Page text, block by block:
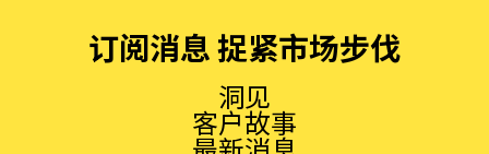
订阅消息 捉紧市场步伐
洞见
客户故事